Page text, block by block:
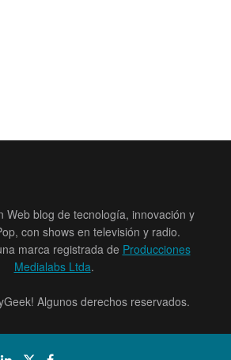
Web blog de tecnología, innovación y
con shows en televisión y radio.
marca registrada de Producciones
Medialabs Ltda.
Algunos derechos reservados.